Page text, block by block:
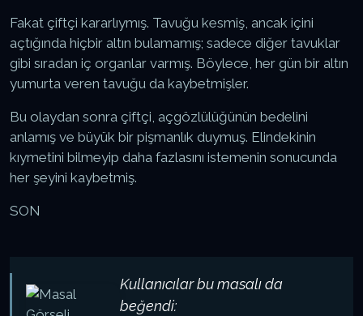
Fakat çiftçi kararlıymış. Tavuğu kesmiş, ancak içini
açtığında hiçbir altın bulamamış; sadece diğer tavuklar
gibi sıradan iç organlar varmış. Böylece, her gün bir altın
yumurta veren tavuğu da kaybetmişler.
Bu olaydan sonra çiftçi, açgözlülüğünün bedelini
anlamış ve büyük bir pişmanlık duymuş. Elindekinin
kıymetini bilmeyip daha fazlasını istemenin sonucunda
her şeyini kaybetmiş.
SON
Kullanıcılar bu masalı da
beğendi: